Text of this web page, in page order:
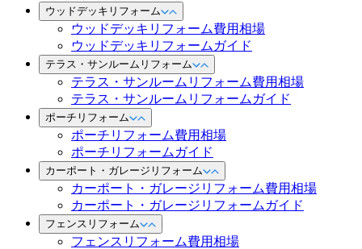
ウッドデッキリフォーム
ウッドデッキリフォーム費用相場
ウッドデッキリフォームガイド
テラス・サンルームリフォーム
テラス・サンルームリフォーム費用相場
テラス・サンルームリフォームガイド
ポーチリフォーム
ポーチリフォーム費用相場
ポーチリフォームガイド
カーポート・ガレージリフォーム
カーポート・ガレージリフォーム費用相場
カーポート・ガレージリフォームガイド
フェンスリフォーム
フェンスリフォーム費用相場